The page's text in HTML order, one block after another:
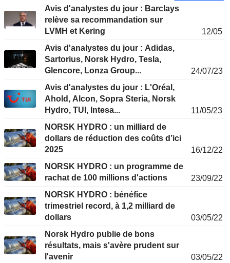
Avis d'analystes du jour : Barclays
relève sa recommandation sur
LVMH et Kering
12/05
Avis d'analystes du jour : Adidas,
Sartorius, Norsk Hydro, Tesla,
Glencore, Lonza Group...
24/07/23
Avis d'analystes du jour : L'Oréal,
Ahold, Alcon, Sopra Steria, Norsk
Hydro, TUI, Intesa...
11/05/23
NORSK HYDRO : un milliard de
dollars de réduction des coûts d’ici
2025
16/12/22
NORSK HYDRO : un programme de
rachat de 100 millions d'actions
23/09/22
NORSK HYDRO : bénéfice
trimestriel record, à 1,2 milliard de
dollars
03/05/22
Norsk Hydro publie de bons
résultats, mais s'avère prudent sur
l'avenir
03/05/22